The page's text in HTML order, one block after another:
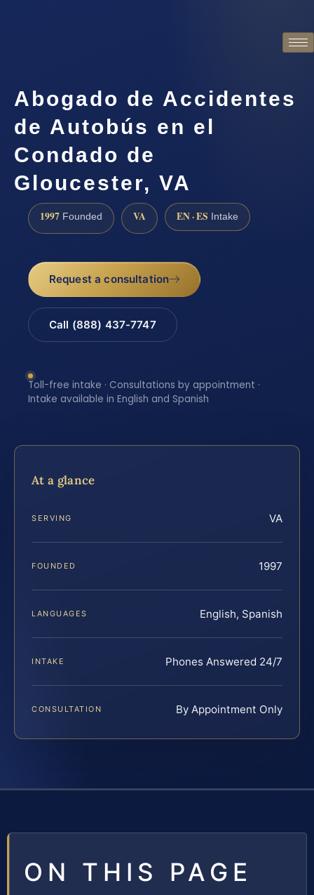
Abogado de Accidentes
de Autobús en el
Condado de
Gloucester, VA
1997 Founded VA EN · ES Intake
Request a consultation
Call (888) 437-7747
Toll-free intake · Consultations by appointment ·
Intake available in English and Spanish
At a glance
SERVING VA
FOUNDED 1997
LANGUAGES English, Spanish
INTAKE Phones Answered 24/7
CONSULTATION By Appointment Only
ON THIS PAGE